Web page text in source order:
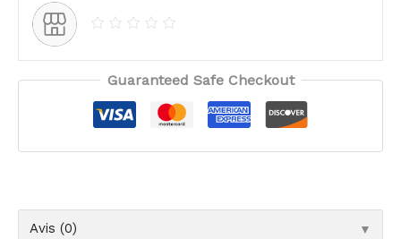
Guaranteed Safe Checkout
Avis (0) ▼